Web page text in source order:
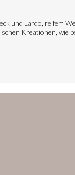
und Lardo, reifem
Kreationen, wie